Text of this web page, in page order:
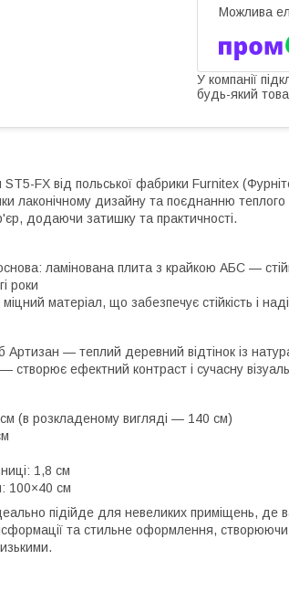
У компанії
будь-який
ST5-FX від польської фабрики Furnitex
лаконічному дизайну та поєднанню
додаючи затишку та практичності.
ламінована плита з крайкою АБС —
роки
матеріал, що забезпечує стійкість і
Артизан — теплий деревний відтінок із
створює ефектний контраст і сучасну
(в розкладеному вигляді — 140 см)
1,8 см
100×40 см
підійде для невеликих приміщень, де
та стильне оформлення,